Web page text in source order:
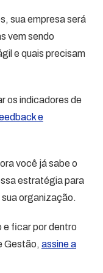
sua empresa será
vem sendo
e quais precisam
os indicadores de
e
você já sabe o
estratégia para
organização.
e ficar por dentro
Gestão, assine a